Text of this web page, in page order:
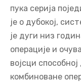
пука серија
је о дубокој,
је дуги низ
операције и
војсци
комбиноване